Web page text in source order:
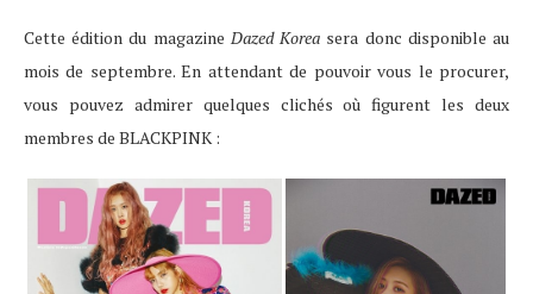
Cette édition du magazine Dazed Korea sera donc disponible au
mois de septembre. En attendant de pouvoir vous le procurer,
vous pouvez admirer quelques clichés où figurent les deux
membres de BLACKPINK :